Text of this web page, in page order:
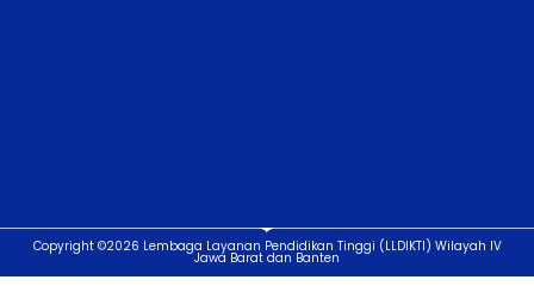
Copyright ©2026 Lembaga Layanan Pendidikan Tinggi (LLDIKTI) Wilayah IV
Jawa Barat dan Banten